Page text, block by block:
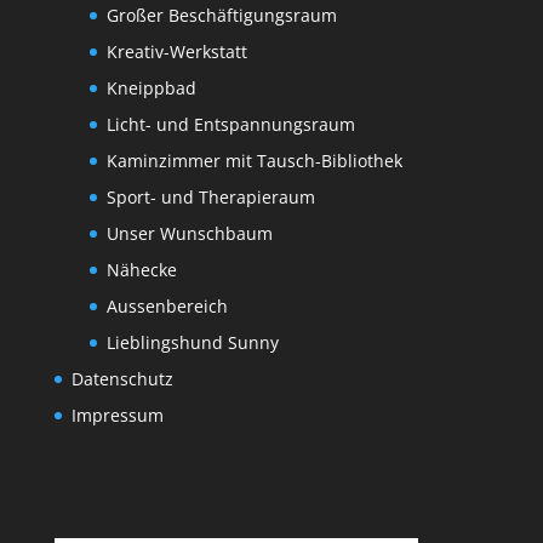
Großer Beschäftigungsraum
Kreativ-Werkstatt
Kneippbad
Licht- und Entspannungsraum
Kaminzimmer mit Tausch-Bibliothek
Sport- und Therapieraum
Unser Wunschbaum
Nähecke
Aussenbereich
Lieblingshund Sunny
Datenschutz
Impressum